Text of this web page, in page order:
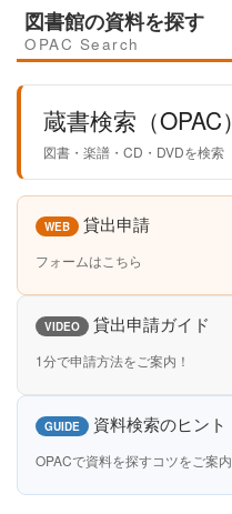
図書館の資料を探す
OPAC Search
蔵書検索（OPAC）
図書・楽譜・CD・DVDを検索
WEB 貸出申請
フォームはこちら
VIDEO 貸出申請ガイド
1分で申請方法をご案内！
GUIDE 資料検索のヒント
OPACで資料を探すコツをご案内